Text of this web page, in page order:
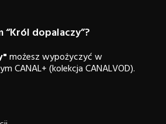
dopalaczy”?
możesz wypożyczyć w
CANAL+ (kolekcja CANALVOD).